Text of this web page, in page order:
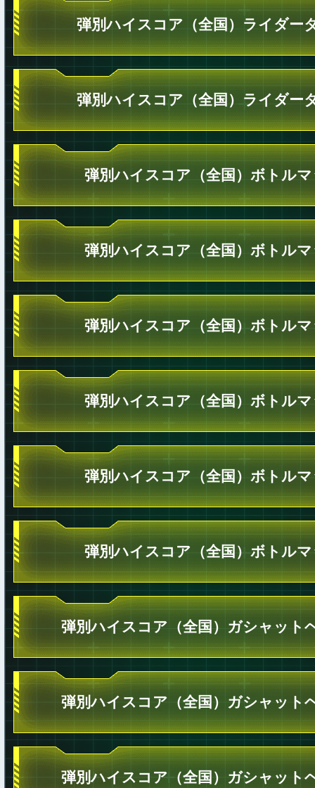
弾別ハイスコア（全国）ライダー
弾別ハイスコア（全国）ライダー
弾別ハイスコア（全国）ボトル
弾別ハイスコア（全国）ボトル
弾別ハイスコア（全国）ボトル
弾別ハイスコア（全国）ボトル
弾別ハイスコア（全国）ボトル
弾別ハイスコア（全国）ボトル
弾別ハイスコア（全国）ガシャット
弾別ハイスコア（全国）ガシャット
弾別ハイスコア（全国）ガシャット